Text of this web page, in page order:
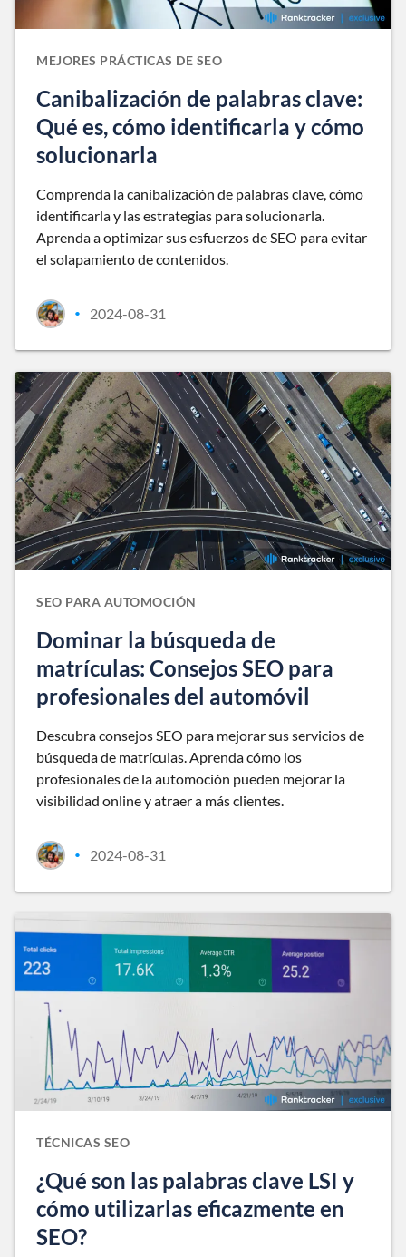
MEJORES PRÁCTICAS DE SEO
Canibalización de palabras clave:
Qué es, cómo identificarla y cómo
solucionarla
Comprenda la canibalización de palabras clave, cómo
identificarla y las estrategias para solucionarla.
Aprenda a optimizar sus esfuerzos de SEO para evitar
el solapamiento de contenidos.
• 2024-08-31
SEO PARA AUTOMOCIÓN
Dominar la búsqueda de
matrículas: Consejos SEO para
profesionales del automóvil
Descubra consejos SEO para mejorar sus servicios de
búsqueda de matrículas. Aprenda cómo los
profesionales de la automoción pueden mejorar la
visibilidad online y atraer a más clientes.
• 2024-08-31
TÉCNICAS SEO
¿Qué son las palabras clave LSI y
cómo utilizarlas eficazmente en
SEO?